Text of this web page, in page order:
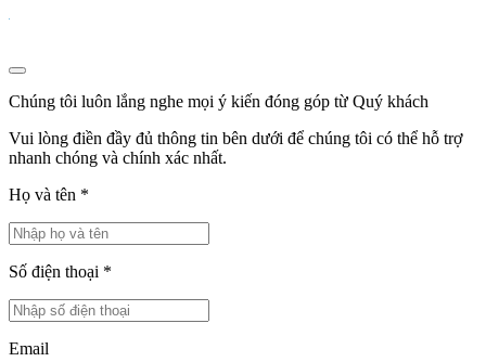
Chúng tôi luôn lắng nghe mọi ý kiến đóng góp từ Quý khách
Vui lòng điền đầy đủ thông tin bên dưới để chúng tôi có thể hỗ trợ
nhanh chóng và chính xác nhất.
Họ và tên *
Số điện thoại *
Email